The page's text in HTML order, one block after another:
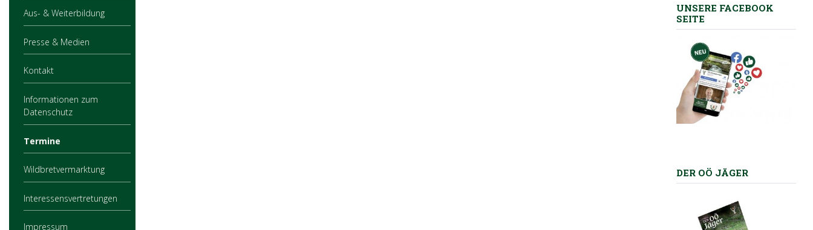
Aus- & Weiterbildung
Presse & Medien
Kontakt
Informationen zum
Datenschutz
Termine
Wildbretvermarktung
Interessensvertretungen
Impressum
UNSERE FACEBOOK
SEITE
DER OÖ JÄGER